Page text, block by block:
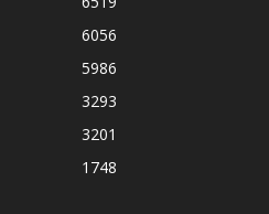
6056
5986
3293
3201
1748